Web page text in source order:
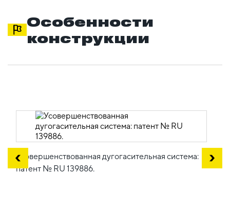
Особенности
конструкции
Усовершенствованная дугогасительная система:
патент № RU 139886.